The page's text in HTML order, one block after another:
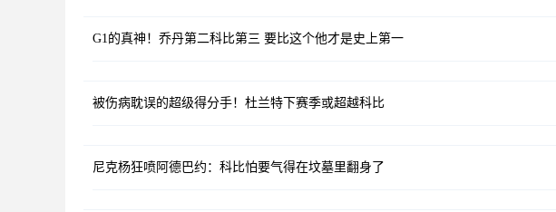
G1的真神！乔丹第二科比第三 要比这个他才是史上第一
被伤病耽误的超级得分手！杜兰特下赛季或超越科比
尼克杨狂喷阿德巴约：科比怕要气得在坟墓里翻身了